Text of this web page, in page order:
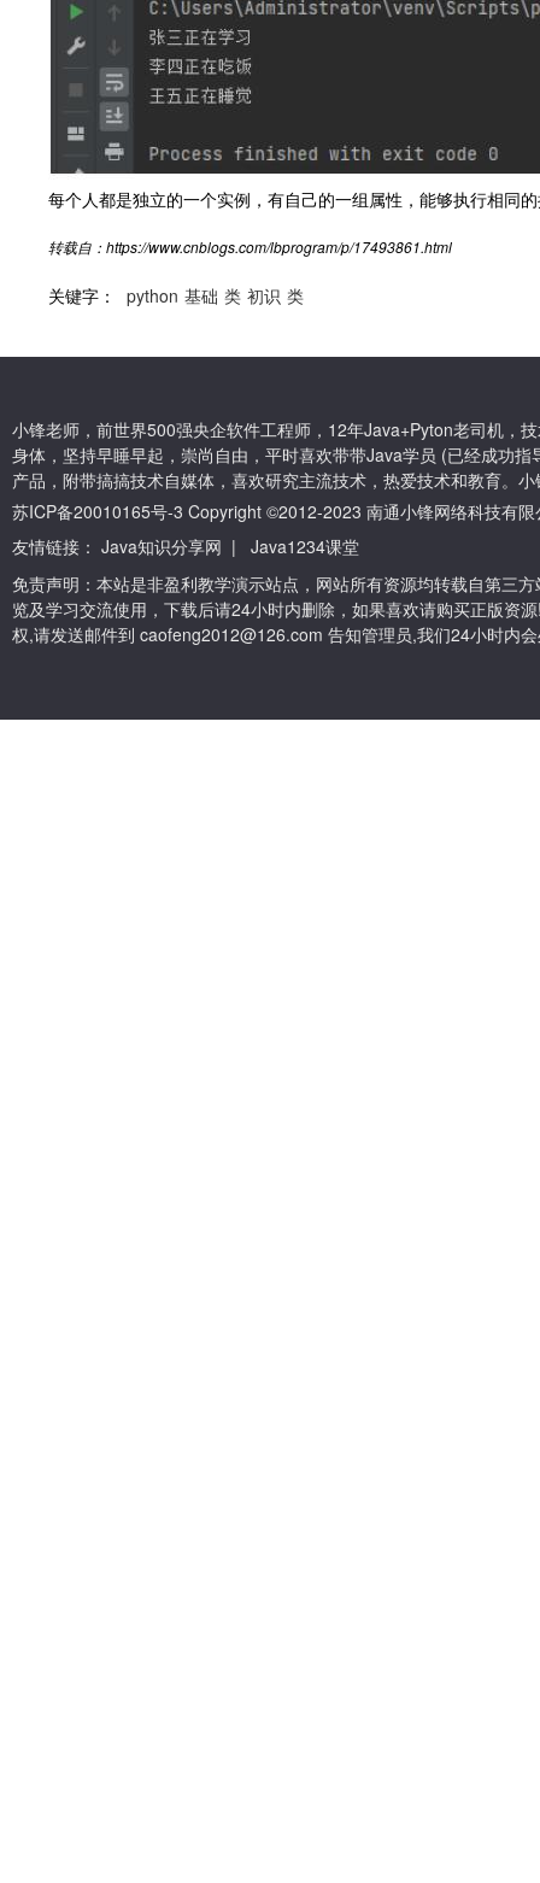
每个人都是独立的一个实例，有自己的一组属性，能够执行相同
转载自：https://www.cnblogs.com/lbprogram/p/17493861.html
关键字： python 基础 类 初识 类
小锋老师，前世界500强央企软件工程师，12年Java+Pyton老司机，
身体，坚持早睡早起，崇尚自由，平时喜欢带带Java学员 (已经成功
产品，附带搞搞技术自媒体，喜欢研究主流技术，热爱技术和教育。
苏ICP备20010165号-3 Copyright ©2012-2023 南通小锋网络科技有限
友情链接： Java知识分享网 |
Java1234课堂
免责声明：本站是非盈利教学演示站点，网站所有资源均转载自第三
览及学习交流使用，下载后请24小时内删除，如果喜欢请购买正版资
权,请发送邮件到 caofeng2012@126.com 告知管理员,我们24小时内